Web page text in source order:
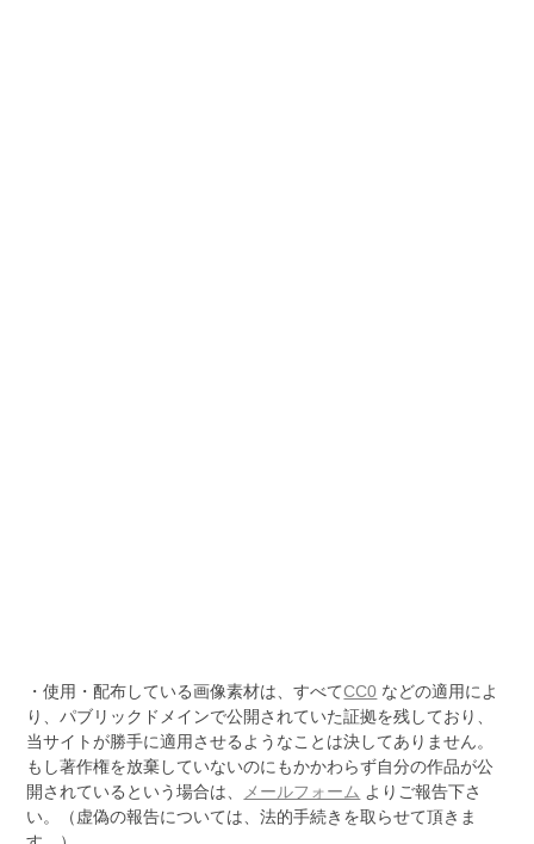
・使用・配布している画像素材は、すべてCC0 などの適用によ
り、パブリックドメインで公開されていた証拠を残しており、
当サイトが勝手に適用させるようなことは決してありません。
もし著作権を放棄していないのにもかかわらず自分の作品が公
開されているという場合は、 メールフォーム よりご報告下さ
い。（虚偽の報告については、法的手続きを取らせて頂きま